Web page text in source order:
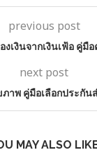
previous post
งเงินจากเงินเฟ้อ คู่มื
next post
าพ คู่มือเลือกประกัน
MAY ALSO